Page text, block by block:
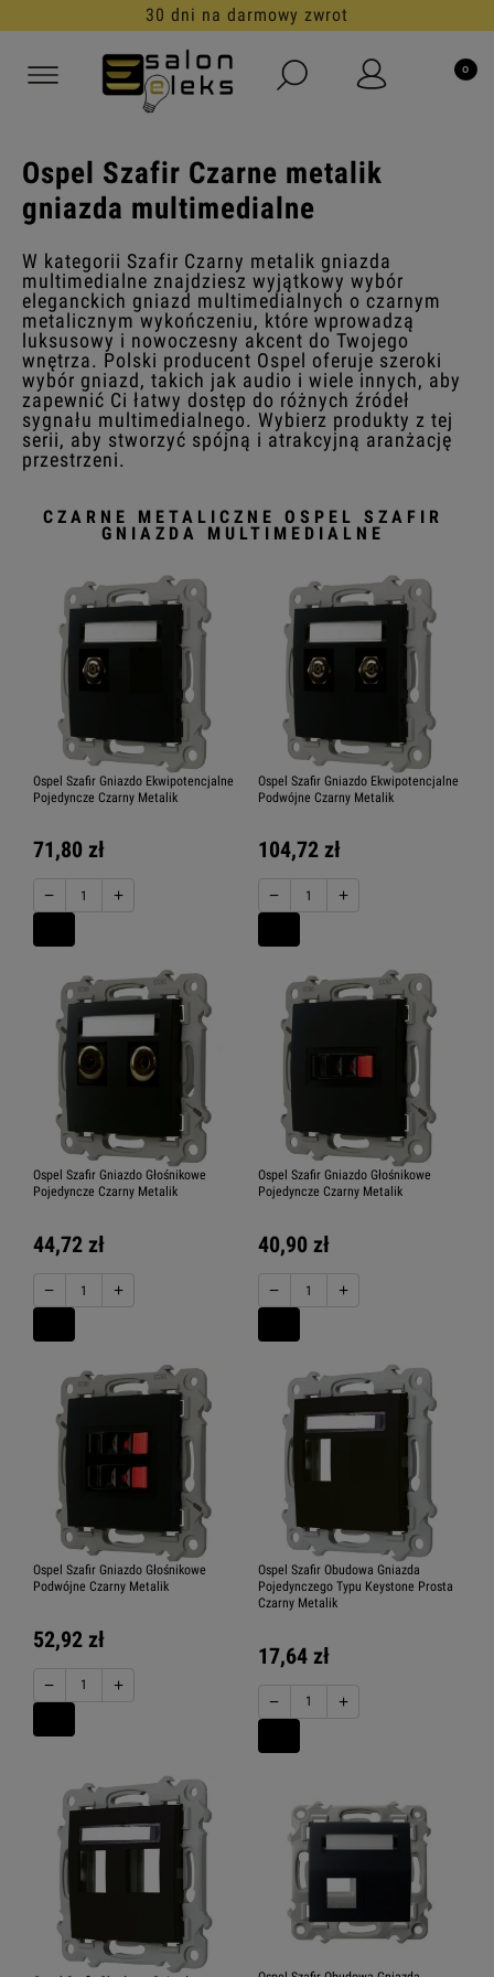
30 dni na darmowy zwrot
Ospel Szafir Czarne metalik
gniazda multimedialne
W kategorii Szafir Czarny metalik gniazda
multimedialne znajdziesz wyjątkowy wybór
eleganckich gniazd multimedialnych o czarnym
metalicznym wykończeniu, które wprowadzą
luksusowy i nowoczesny akcent do Twojego
wnętrza. Polski producent Ospel oferuje szeroki
wybór gniazd, takich jak audio i wiele innych, aby
zapewnić Ci łatwy dostęp do różnych źródeł
sygnału multimedialnego. Wybierz produkty z tej
serii, aby stworzyć spójną i atrakcyjną aranżację
przestrzeni.
CZARNE METALICZNE OSPEL SZAFIR
GNIAZDA MULTIMEDIALNE
Ospel Szafir Gniazdo Ekwipotencjalne
Pojedyncze Czarny Metalik
71,80 zł
− +
Ospel Szafir Gniazdo Ekwipotencjalne
Podwójne Czarny Metalik
104,72 zł
− +
Ospel Szafir Gniazdo Głośnikowe
Pojedyncze Czarny Metalik
44,72 zł
− +
Ospel Szafir Gniazdo Głośnikowe
Pojedyncze Czarny Metalik
40,90 zł
− +
Ospel Szafir Gniazdo Głośnikowe
Podwójne Czarny Metalik
52,92 zł
− +
Ospel Szafir Obudowa Gniazda
Pojedynczego Typu Keystone Prosta
Czarny Metalik
17,64 zł
− +